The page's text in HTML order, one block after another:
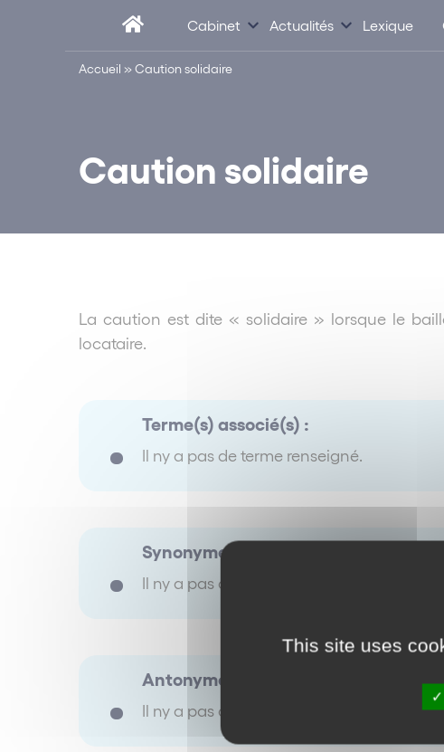
Cabinet Actualités Lexique
Accueil »Caution solidaire
Caution solidaire
La caution est dite « solidaire » lorsque le
locataire.
Terme(s) associé(s) :
Il ny a pas de terme renseigné.
Synonyme(s) :
Il ny a pas de terme renseigné.
Antonyme(s) :
Il ny a pas de terme renseigné.
This site uses